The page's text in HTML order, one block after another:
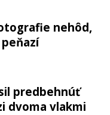
nehôd,
predbehnúť
dvoma vlakmi